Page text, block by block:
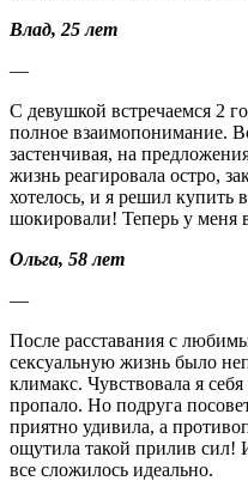
Влад, 25 лет
—
С девушкой встречаемся 2
полное взаимопонимание.
застенчивая, на
жизнь реагировала остро,
хотелось, и я решил купить
шокировали! Теперь у меня
Ольга, 58 лет
—
После расставания с
сексуальную жизнь было
климакс. Чувствовала я
пропало. Но подруга
приятно удивила, а
ощутила такой прилив сил!
все сложилось идеально.